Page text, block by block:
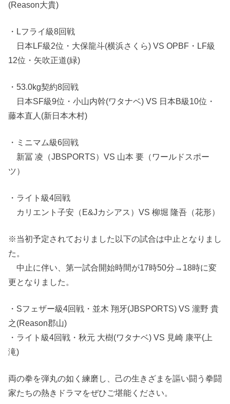
(Reason大貴)
・Lフライ級8回戦
日本LF級2位・大保龍斗(横浜さくら) VS OPBF・LF級
12位・矢吹正道(緑)
・53.0kg契約8回戦
日本SF級9位・小山内幹(ワタナベ) VS 日本B級10位・
藤本直人(新日本木村)
・ミニマム級6回戦
新冨 凌（JBSPORTS）VS 山本 要（ワールドスポー
ツ）
・ライト級4回戦
カリエント子安（E&Jカシアス）VS 柳堀 隆吾（花形）
※当初予定されておりました以下の試合は中止となりまし
た。
中止に伴い、第一試合開始時間が17時50分→18時に変
更となりました。
・Sフェザー級4回戦・並木 翔牙(JBSPORTS) VS 瀧野 貴
之(Reason郡山)
・ライト級4回戦・秋元 大樹(ワタナベ) VS 見崎 康平(上
滝)
両の拳を弾丸の如く練磨し、己の生きざまを謳い闘う拳闘
家たちの熱きドラマをぜひご堪能ください。